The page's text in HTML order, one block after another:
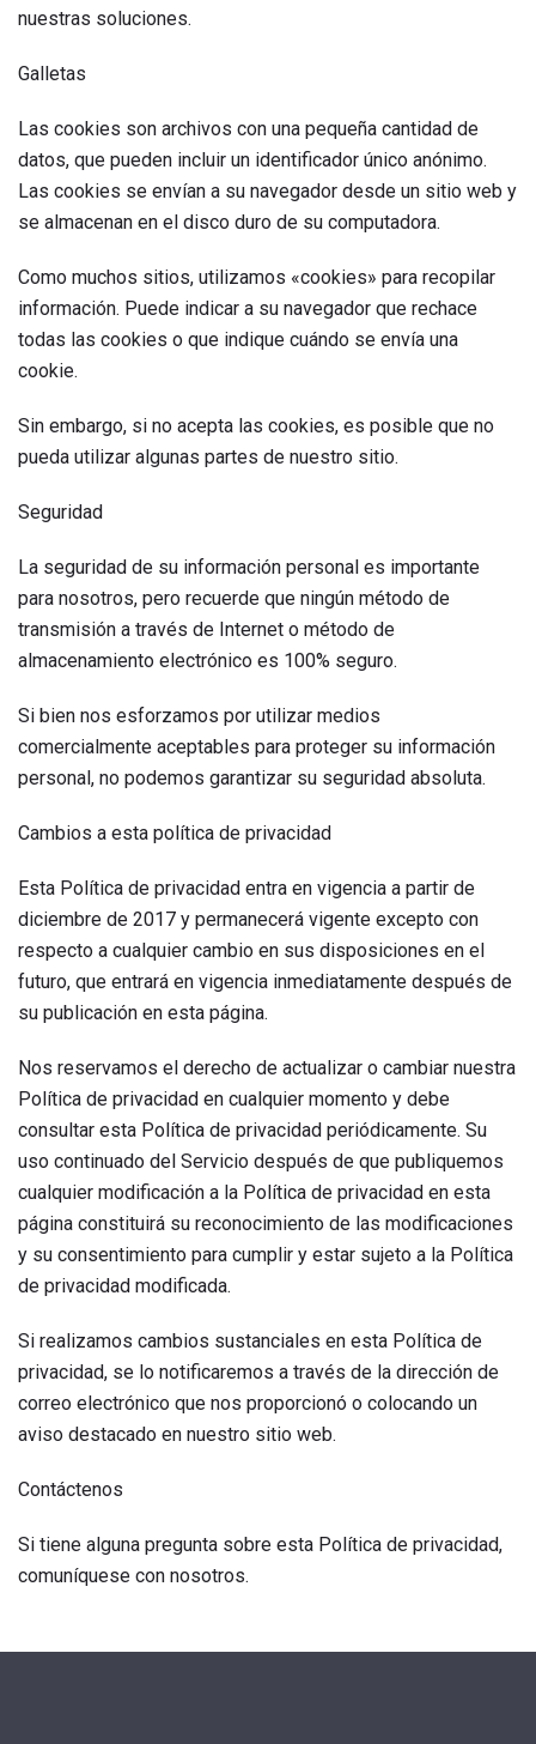
nuestras soluciones.
Galletas
Las cookies son archivos con una pequeña cantidad de
datos, que pueden incluir un identificador único anónimo.
Las cookies se envían a su navegador desde un sitio web y
se almacenan en el disco duro de su computadora.
Como muchos sitios, utilizamos «cookies» para recopilar
información. Puede indicar a su navegador que rechace
todas las cookies o que indique cuándo se envía una
cookie.
Sin embargo, si no acepta las cookies, es posible que no
pueda utilizar algunas partes de nuestro sitio.
Seguridad
La seguridad de su información personal es importante
para nosotros, pero recuerde que ningún método de
transmisión a través de Internet o método de
almacenamiento electrónico es 100% seguro.
Si bien nos esforzamos por utilizar medios
comercialmente aceptables para proteger su información
personal, no podemos garantizar su seguridad absoluta.
Cambios a esta política de privacidad
Esta Política de privacidad entra en vigencia a partir de
diciembre de 2017 y permanecerá vigente excepto con
respecto a cualquier cambio en sus disposiciones en el
futuro, que entrará en vigencia inmediatamente después de
su publicación en esta página.
Nos reservamos el derecho de actualizar o cambiar nuestra
Política de privacidad en cualquier momento y debe
consultar esta Política de privacidad periódicamente. Su
uso continuado del Servicio después de que publiquemos
cualquier modificación a la Política de privacidad en esta
página constituirá su reconocimiento de las modificaciones
y su consentimiento para cumplir y estar sujeto a la Política
de privacidad modificada.
Si realizamos cambios sustanciales en esta Política de
privacidad, se lo notificaremos a través de la dirección de
correo electrónico que nos proporcionó o colocando un
aviso destacado en nuestro sitio web.
Contáctenos
Si tiene alguna pregunta sobre esta Política de privacidad,
comuníquese con nosotros.